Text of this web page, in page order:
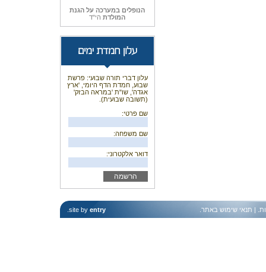
הנופלים במערכה על הגנת
המולדת הי"ד
עלון דברי תורה שבועי: פרשת
שבוע, חמדת הדף היומי, 'ארץ
אגדה', שו"ת 'במראה הבזק'
(תשובה שבועית).
שם פרטי:
שם משפחה:
דואר אלקטרוני:
site by entry . | תנאי שימוש באתר